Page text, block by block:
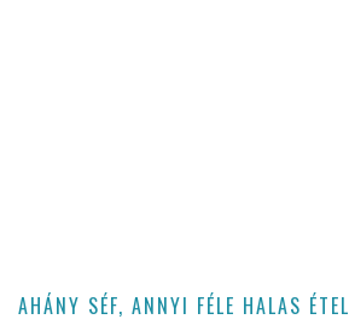
AHÁNY SÉF, ANNYI FÉLE HALAS ÉTEL